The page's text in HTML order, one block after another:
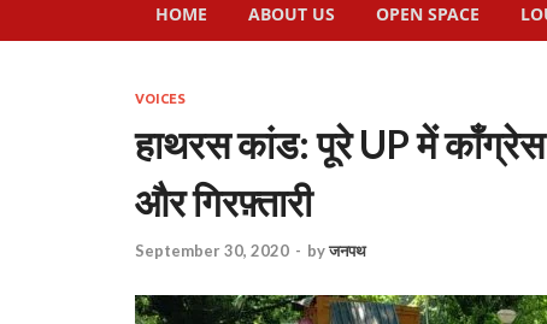
HOME ABOUT US OPEN SPACE
VOICES
हाथरस कांड: पूरे UP में
और गिरफ़्तारी
September 30, 2020 - byजनपथ